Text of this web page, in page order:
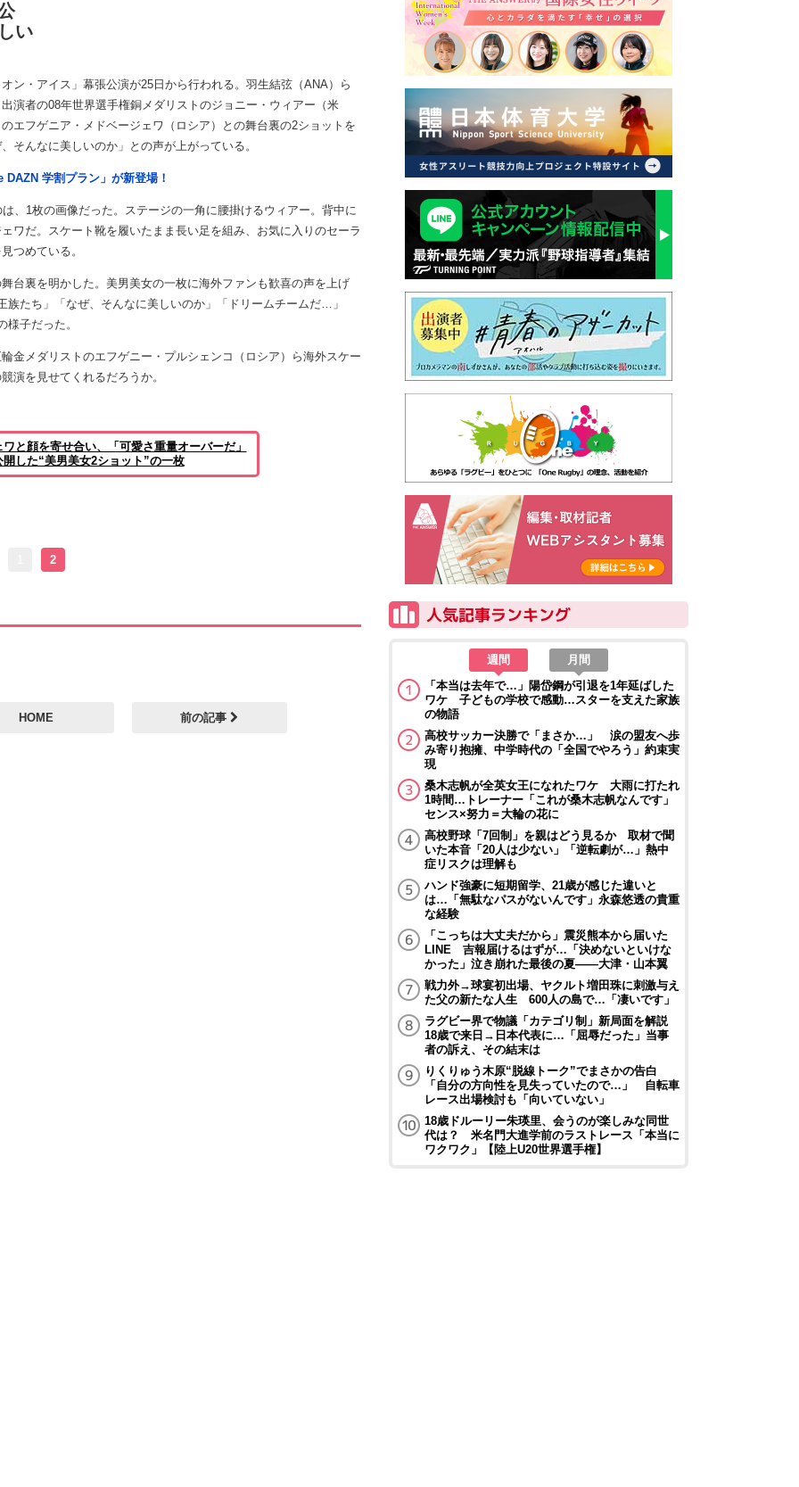
い
・アイス」幕張公演が25日から行われる。羽生結弦（ANA）ら
演者の08年世界選手権銅メダリストのジョニー・ウィアー（米
エフゲニア・メドベージェワ（ロシア）との舞台裏の2ショットを
そんなに美しいのか」との声が上がっている。
学割プラン」が新登場！
1枚の画像だった。ステージの一角に腰掛けるウィアー。背中に
ワだ。スケート靴を履いたまま長い足を組み、お気に入りのセーラ
つめている。
裏を明かした。美男美女の一枚に海外ファンも歓喜の声を上げ
たち」「なぜ、そんなに美しいのか」「ドリームチームだ…」
子だった。
メダリストのエフゲニー・プルシェンコ（ロシア）ら海外スケー
演を見せてくれるだろうか。
と顔を寄せ合い、「可愛さ重量オーバーだ」
した“美男美女2ショット”の一枚
2
HOME 前の記事
週間
月間
「本当は去年で…」陽岱鋼が引退を1年延ばした
ワケ 子どもの学校で感動…スターを支えた家族
の物語
高校サッカー決勝で「まさか…」 涙の盟友へ歩
み寄り抱擁、中学時代の「全国でやろう」約束実
現
桑木志帆が全英女王になれたワケ 大雨に打たれ
1時間…トレーナー「これが桑木志帆なんです」
センス×努力＝大輪の花に
高校野球「7回制」を親はどう見るか 取材で聞
いた本音「20人は少ない」「逆転劇が…」熱中
症リスクは理解も
ハンド強豪に短期留学、21歳が感じた違いと
は…「無駄なパスがないんです」永森悠透の貴重
な経験
「こっちは大丈夫だから」震災熊本から届いた
LINE 吉報届けるはずが…「決めないといけな
かった」泣き崩れた最後の夏――大津・山本翼
戦力外→球宴初出場、ヤクルト増田珠に刺激与え
た父の新たな人生 600人の島で…「凄いです」
ラグビー界で物議「カテゴリ制」新局面を解説
18歳で来日→日本代表に…「屈辱だった」当事
者の訴え、その結末は
りくりゅう木原“脱線トーク”でまさかの告白
「自分の方向性を見失っていたので…」 自転車
レース出場検討も「向いていない」
18歳ドルーリー朱瑛里、会うのが楽しみな同世
代は？ 米名門大進学前のラストレース「本当に
ワクワク」【陸上U20世界選手権】